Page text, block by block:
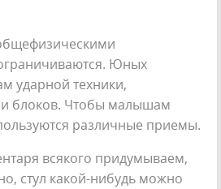
Юных
ударной техники,
блоков. Чтобы малышам
различные приемы.
всякого придумываем,
стул какой-нибудь можно